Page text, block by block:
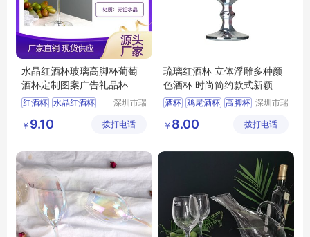
水晶红酒杯玻璃高脚杯葡萄
酒杯定制图案广告礼品杯
红酒杯 水晶红酒杯
红酒杯定制
深圳市瑞
品有限公
￥ 9.10 拨打电话
琉璃红酒杯 立体浮雕多种颜
色酒杯 时尚简约款式新颖
酒杯 鸡尾酒杯 高脚杯 深圳市瑞
品有限公
￥ 8.00 拨打电话